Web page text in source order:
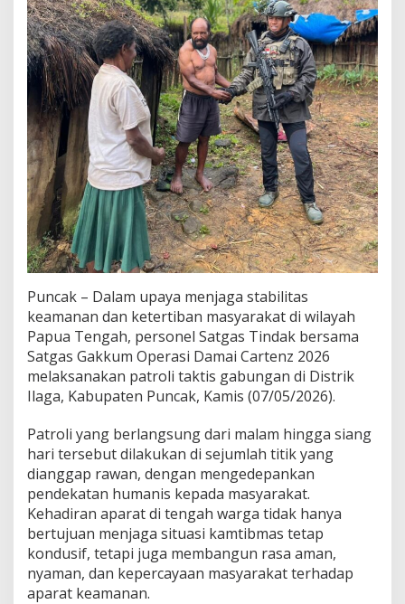
D
a
m
a
i
C
a
r
t
e
n
z
2
0
2
6
d
I
l
a
a
P
e
k
a
t
R
a
s
a
A
m
Puncak – Dalam upaya menjaga stabilitas
keamanan dan ketertiban masyarakat di wilayah
Papua Tengah, personel Satgas Tindak bersama
Satgas Gakkum Operasi Damai Cartenz 2026
melaksanakan patroli taktis gabungan di Distrik
Ilaga, Kabupaten Puncak, Kamis (07/05/2026).
Patroli yang berlangsung dari malam hingga siang
hari tersebut dilakukan di sejumlah titik yang
dianggap rawan, dengan mengedepankan
pendekatan humanis kepada masyarakat.
Kehadiran aparat di tengah warga tidak hanya
bertujuan menjaga situasi kamtibmas tetap
kondusif, tetapi juga membangun rasa aman,
nyaman, dan kepercayaan masyarakat terhadap
aparat keamanan.